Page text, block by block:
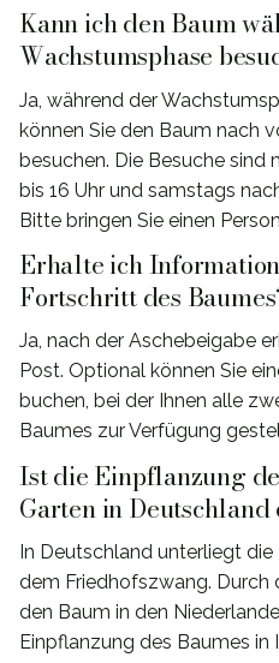
Kann ich den Baum
Wachstumsphase
Ja, während der
können Sie den Baum nach
besuchen. Die Besuche
bis 16 Uhr und samstags
Bitte bringen Sie einen
Erhalte ich
Fortschritt des
Ja, nach der Aschebeigabe
Post. Optional können Sie
buchen, bei der Ihnen alle
Baumes zur Verfügung
Ist die Einpflanzung
Garten in
In Deutschland unterliegt
dem Friedhofszwang. Durch
den Baum in den
Einpflanzung des Baumes in